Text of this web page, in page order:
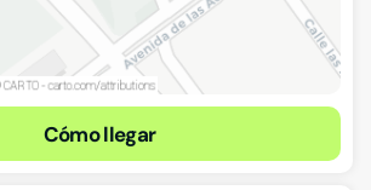
Cómo llegar